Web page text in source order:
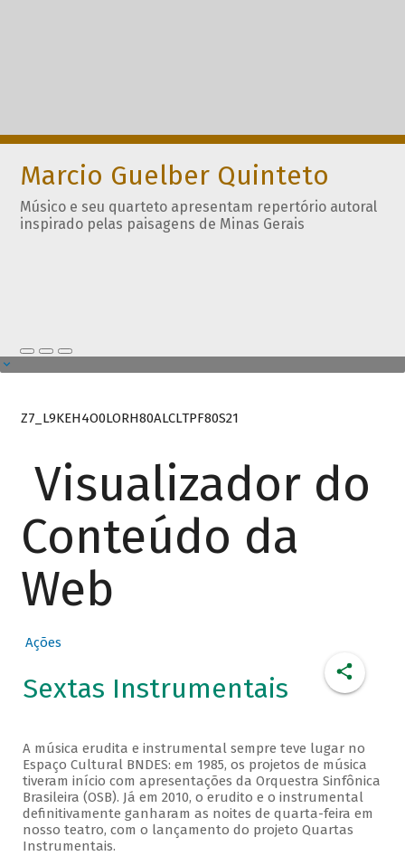
Marcio Guelber Quinteto
Músico e seu quarteto apresentam repertório autoral
inspirado pelas paisagens de Minas Gerais
Z7_L9KEH4O0LORH80ALCLTPF80S21
Visualizador do
Conteúdo da
Web
Ações
Sextas Instrumentais
A música erudita e instrumental sempre teve lugar no
Espaço Cultural BNDES: em 1985, os projetos de música
tiveram início com apresentações da Orquestra Sinfônica
Brasileira (OSB). Já em 2010, o erudito e o instrumental
definitivamente ganharam as noites de quarta-feira em
nosso teatro, com o lançamento do projeto Quartas
Instrumentais.